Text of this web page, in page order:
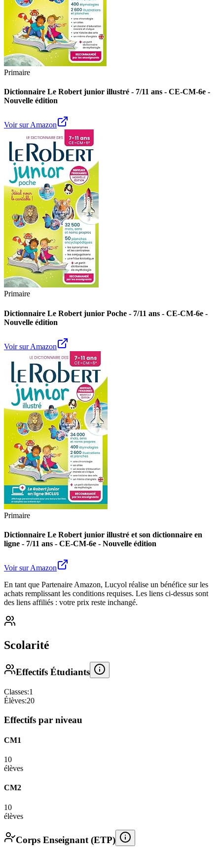
Primaire
Dictionnaire Le Robert junior illustré - 7/11 ans - CE-CM-6e -
Nouvelle édition
Voir sur Amazon
Primaire
Dictionnaire Le Robert junior Poche - 7/11 ans - CE-CM-6e -
Nouvelle édition
Voir sur Amazon
Primaire
Dictionnaire Le Robert junior illustré et son dictionnaire en
ligne - 7/11 ans - CE-CM-6e - Nouvelle édition
Voir sur Amazon
En tant que Partenaire Amazon, Lucyol réalise un bénéfice sur les
achats remplissant les conditions requises. Les liens ci-dessus sont
des liens affiliés : votre prix reste inchangé.
Scolarité
Effectifs Étudiants
Classes:1
Élèves:20
Effectifs par niveau
CM1
10
élèves
CM2
10
élèves
Corps Enseignant (ETP)